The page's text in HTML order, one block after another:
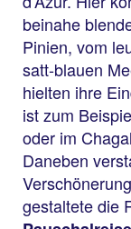
beinahe
Pinien, vom
satt-blauen
hielten ihre
ist zum
oder im
Daneben
gestaltete die